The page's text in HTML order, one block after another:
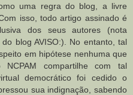
uma regra do blog, a livre
isso, todo artigo assinado é
dos seus autores (nota
blog AVISO:). No entanto, tal
em hipótese nenhuma que
compartilhe com tal
democrático foi cedido o
sua indignação, sabendo